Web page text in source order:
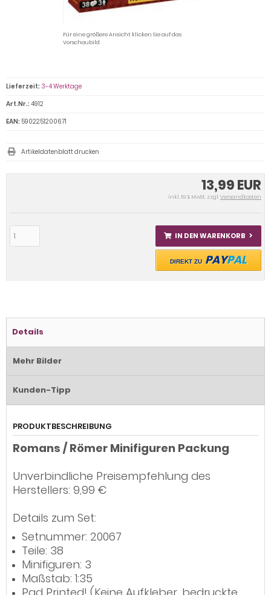
Für eine größere Ansicht klicken Sie auf das
Vorschaubild
13,99 EUR
inkl. 19 % MwSt. zzgl.Versandkosten
IN DEN WARENKORB
DIREKT ZU PAYPAL
Lieferzeit: 3-4 Werktage
Art.Nr.: 4912
EAN: 5902251200671
Artikeldatenblatt drucken
Details
Mehr Bilder
Kunden-Tipp
PRODUKTBESCHREIBUNG
Romans / Römer Minifiguren Packung
Unverbindliche Preisempfehlung des
Herstellers: 9,99 €
Details zum Set:
Setnummer: 20067
Teile: 38
Minifiguren: 3
Maßstab: 1:35